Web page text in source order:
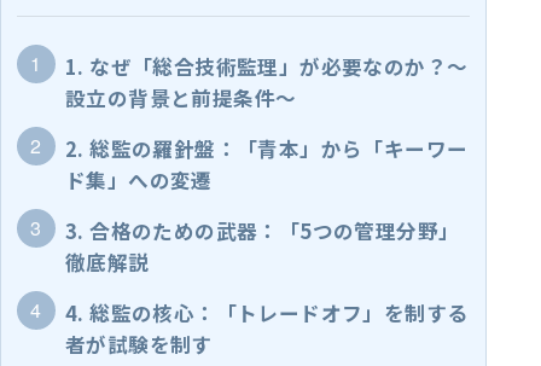
1. なぜ「総合技術監理」が必要なのか？～
設立の背景と前提条件～
2. 総監の羅針盤：「青本」から「キーワー
ド集」への変遷
3. 合格のための武器：「5つの管理分野」
徹底解説
4. 総監の核心：「トレードオフ」を制する
者が試験を制す